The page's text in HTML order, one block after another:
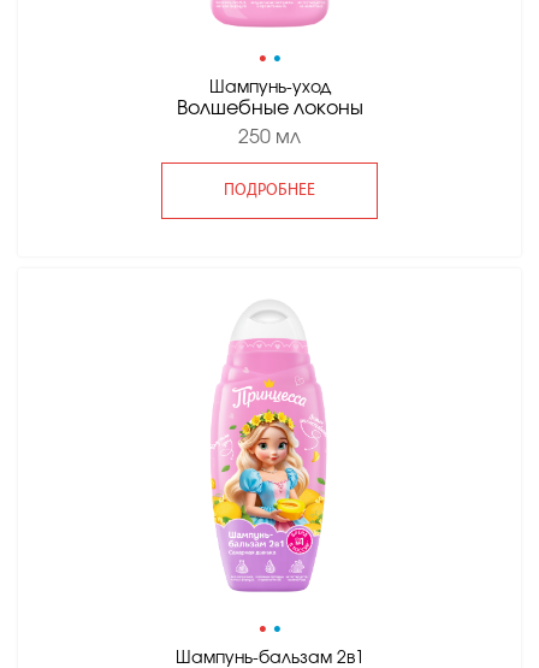
• •
Шампунь-уход
Волшебные локоны
250 мл
ПОДРОБНЕЕ
• •
Шампунь-бальзам 2в1